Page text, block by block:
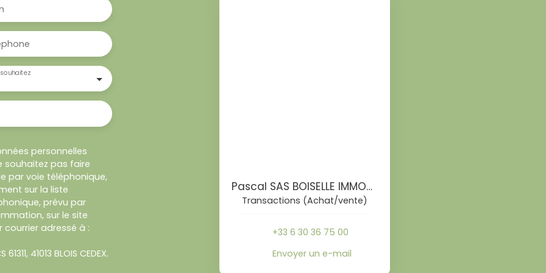
personnelles
souhaitez pas faire
par voie téléphonique,
sur la liste
prévu par
sur le site
adressé à :
41013 BLOIS CEDEX.
Pascal SAS BOISELLE IMMOBILIER
Transactions (Achat/vente)
+33 6 30 36 75 00
Envoyer un e-mail